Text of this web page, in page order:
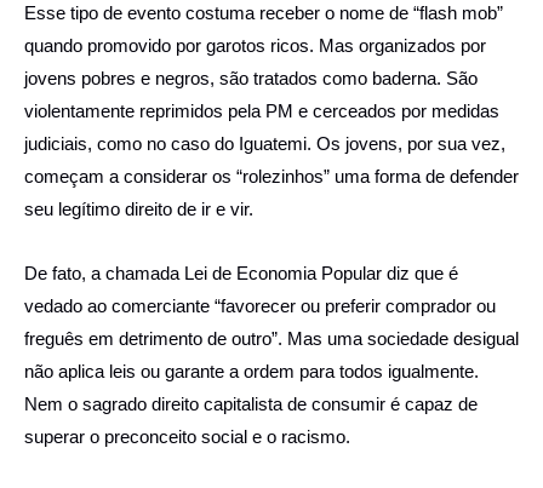
Esse tipo de evento costuma receber o nome de “flash mob”
quando promovido por garotos ricos. Mas organizados por
jovens pobres e negros, são tratados como baderna. São
violentamente reprimidos pela PM e cerceados por medidas
judiciais, como no caso do Iguatemi. Os jovens, por sua vez,
começam a considerar os “rolezinhos” uma forma de defender
seu legítimo direito de ir e vir.
De fato, a chamada Lei de Economia Popular diz que é
vedado ao comerciante “favorecer ou preferir comprador ou
freguês em detrimento de outro”. Mas uma sociedade desigual
não aplica leis ou garante a ordem para todos igualmente.
Nem o sagrado direito capitalista de consumir é capaz de
superar o preconceito social e o racismo.